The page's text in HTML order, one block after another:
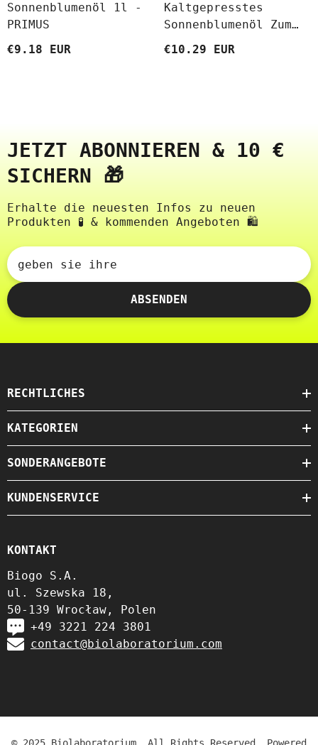
Sonnenblumenöl 1l -
PRIMUS
€9.18 EUR
Kaltgepresstes
Sonnenblumenöl Zum
Braten BIO 500 Ml -
€10.29 EUR
JETZT ABONNIEREN & 10 €
SICHERN 🎁
Erhalte die neuesten Infos zu neuen
Produkten 🧪 & kommenden Angeboten 🛍️
geben sie ihre
ABSENDEN
RECHTLICHES
KATEGORIEN
SONDERANGEBOTE
KUNDENSERVICE
KONTAKT
Biogo S.A.
ul. Szewska 18,
50-139 Wrocław, Polen
+49 3221 224 3801
contact@biolaboratorium.com